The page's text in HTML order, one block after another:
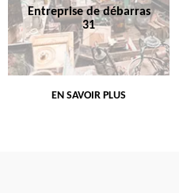
Entreprise de débarras
31
EN SAVOIR PLUS